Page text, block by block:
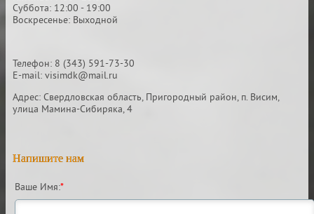
Суббота: 12:00 - 19:00
Воскресенье: Выходной
Телефон: 8 (343) 591-73-30
E-mail: visimdk@mail.ru
Адрес: Свердловская область, Пригородный район, п. Висим,
улица Мамина-Сибиряка, 4
Напишите нам
Ваше Имя:*